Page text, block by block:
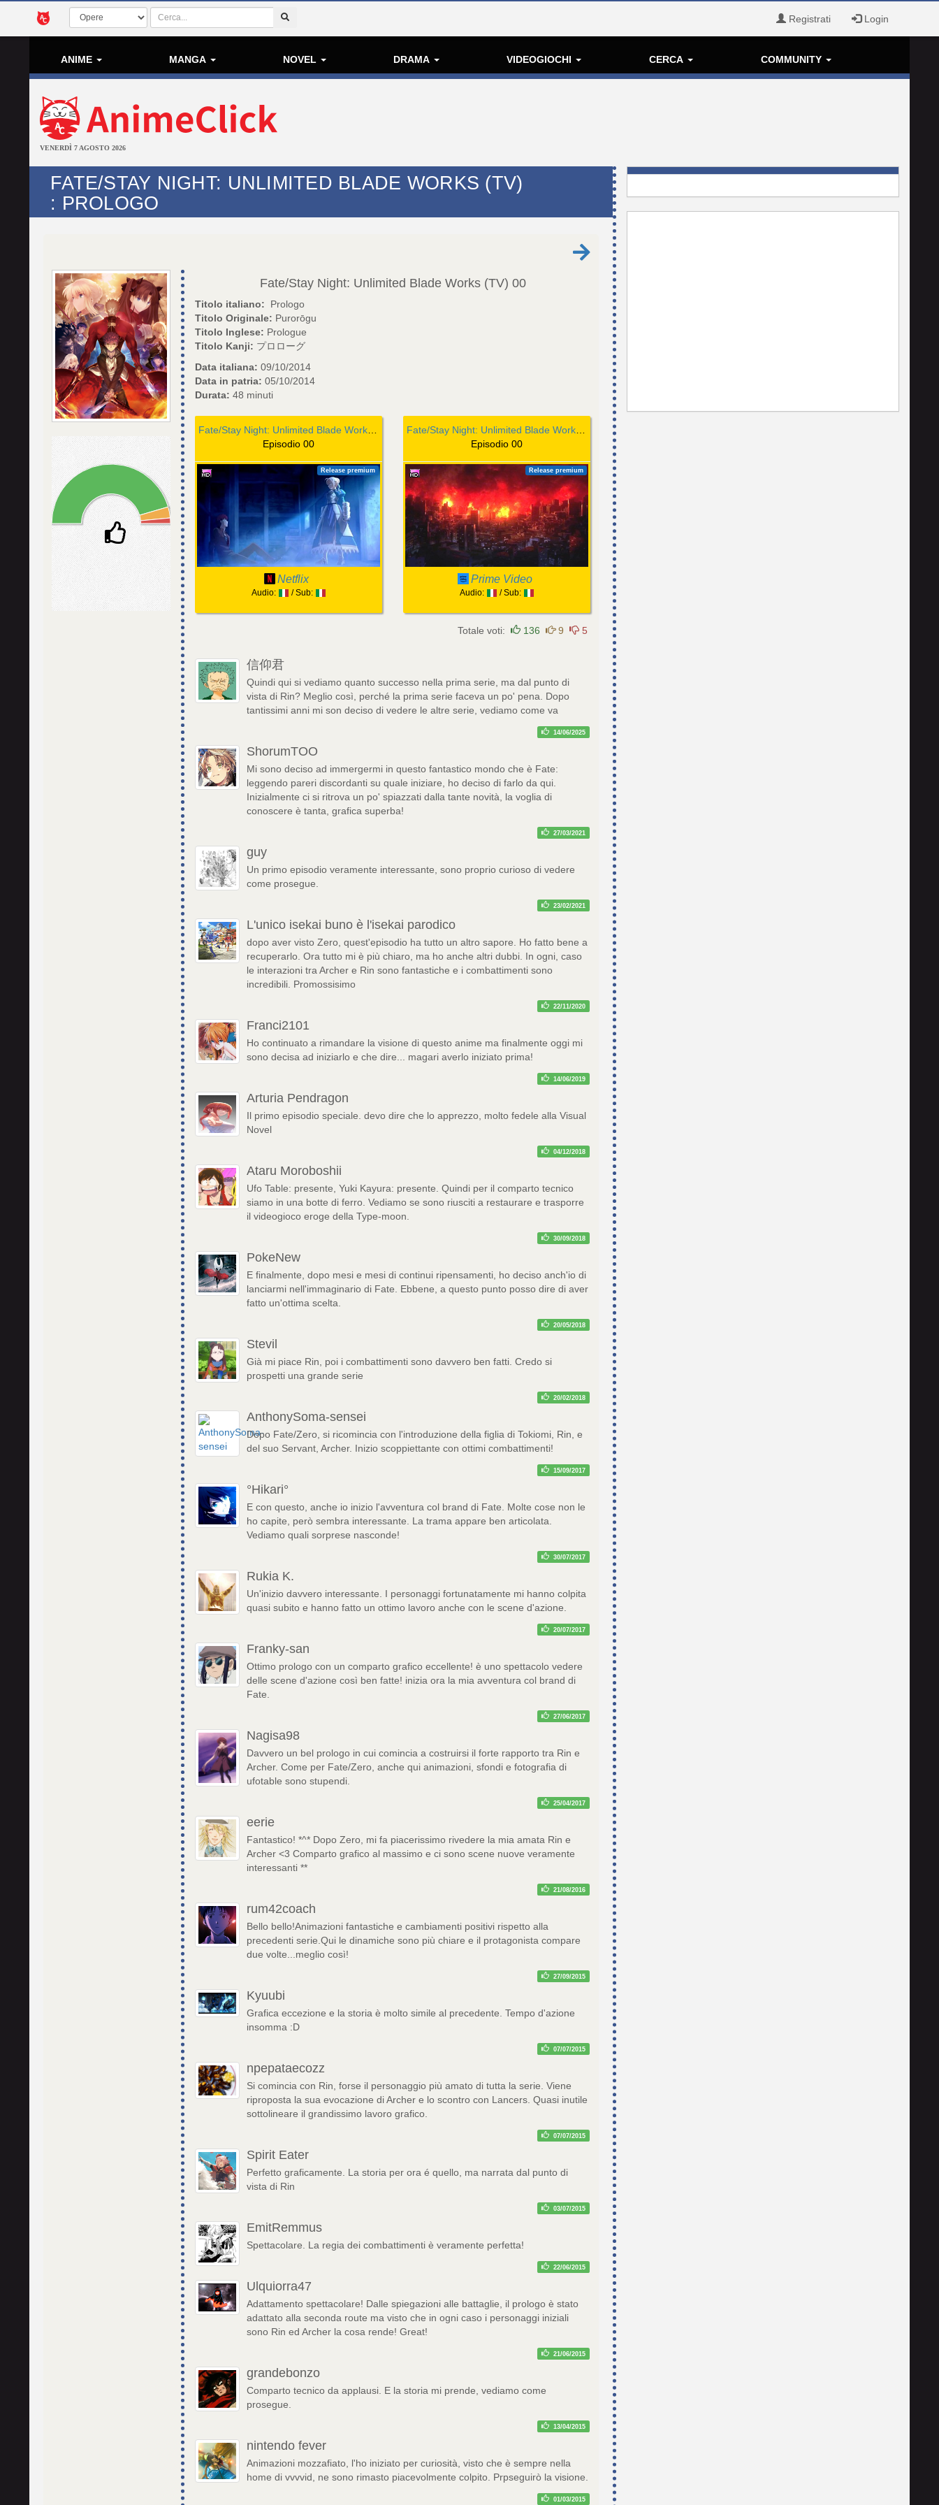
Registrati Login
ANIME MANGA NOVEL DRAMA VIDEOGIOCHI CERCA COMMUNITY
VENERDÌ 7 AGOSTO 2026
FATE/STAY NIGHT: UNLIMITED BLADE WORKS (TV)
: PROLOGO
Fate/Stay Night: Unlimited Blade Works (TV) 00
Titolo italiano:
Prologo
Titolo Originale: Purorōgu
Titolo Inglese: Prologue
Titolo Kanji: プロローグ
Data italiana: 09/10/2014
Data in patria: 05/10/2014
Durata: 48 minuti
Episodio 00
Release premium
Netflix
Audio: / Sub:
Episodio 00
Release premium
Prime Video
Audio: / Sub:
Totale voti: 136 9 5
信仰君
Quindi qui si vediamo quanto successo nella prima serie, ma dal punto di
vista di Rin? Meglio così, perché la prima serie faceva un po' pena. Dopo
tantissimi anni mi son deciso di vedere le altre serie, vediamo come va
14/06/2025
ShorumTOO
Mi sono deciso ad immergermi in questo fantastico mondo che è Fate:
leggendo pareri discordanti su quale iniziare, ho deciso di farlo da qui.
Inizialmente ci si ritrova un po' spiazzati dalla tante novità, la voglia di
conoscere è tanta, grafica superba!
27/03/2021
guy
Un primo episodio veramente interessante, sono proprio curioso di vedere
come prosegue.
23/02/2021
L'unico isekai buno è l'isekai parodico
dopo aver visto Zero, quest'episodio ha tutto un altro sapore. Ho fatto bene a
recuperarlo. Ora tutto mi è più chiaro, ma ho anche altri dubbi. In ogni, caso
le interazioni tra Archer e Rin sono fantastiche e i combattimenti sono
incredibili. Promossisimo
22/11/2020
Franci2101
Ho continuato a rimandare la visione di questo anime ma finalmente oggi mi
sono decisa ad iniziarlo e che dire... magari averlo iniziato prima!
14/06/2019
Arturia Pendragon
Il primo episodio speciale. devo dire che lo apprezzo, molto fedele alla Visual
Novel
04/12/2018
Ataru Moroboshii
Ufo Table: presente, Yuki Kayura: presente. Quindi per il comparto tecnico
siamo in una botte di ferro. Vediamo se sono riusciti a restaurare e trasporre
il videogioco eroge della Type-moon.
30/09/2018
PokeNew
E finalmente, dopo mesi e mesi di continui ripensamenti, ho deciso anch'io di
lanciarmi nell'immaginario di Fate. Ebbene, a questo punto posso dire di aver
fatto un'ottima scelta.
20/05/2018
Stevil
Già mi piace Rin, poi i combattimenti sono davvero ben fatti. Credo si
prospetti una grande serie
20/02/2018
AnthonySoma-sensei
Dopo Fate/Zero, si ricomincia con l'introduzione della figlia di Tokiomi, Rin, e
del suo Servant, Archer. Inizio scoppiettante con ottimi combattimenti!
15/09/2017
°Hikari°
E con questo, anche io inizio l'avventura col brand di Fate. Molte cose non le
ho capite, però sembra interessante. La trama appare ben articolata.
Vediamo quali sorprese nasconde!
30/07/2017
Rukia K.
Un'inizio davvero interessante. I personaggi fortunatamente mi hanno colpita
quasi subito e hanno fatto un ottimo lavoro anche con le scene d'azione.
20/07/2017
Franky-san
Ottimo prologo con un comparto grafico eccellente! è uno spettacolo vedere
delle scene d'azione così ben fatte! inizia ora la mia avventura col brand di
Fate.
27/06/2017
Nagisa98
Davvero un bel prologo in cui comincia a costruirsi il forte rapporto tra Rin e
Archer. Come per Fate/Zero, anche qui animazioni, sfondi e fotografia di
ufotable sono stupendi.
25/04/2017
eerie
Fantastico! *^* Dopo Zero, mi fa piacerissimo rivedere la mia amata Rin e
Archer <3 Comparto grafico al massimo e ci sono scene nuove veramente
interessanti **
21/08/2016
rum42coach
Bello bello!Animazioni fantastiche e cambiamenti positivi rispetto alla
precedenti serie.Qui le dinamiche sono più chiare e il protagonista compare
due volte...meglio così!
27/09/2015
Kyuubi
Grafica eccezione e la storia è molto simile al precedente. Tempo d'azione
insomma :D
07/07/2015
npepataecozz
Si comincia con Rin, forse il personaggio più amato di tutta la serie. Viene
riproposta la sua evocazione di Archer e lo scontro con Lancers. Quasi inutile
sottolineare il grandissimo lavoro grafico.
07/07/2015
Spirit Eater
Perfetto graficamente. La storia per ora é quello, ma narrata dal punto di
vista di Rin
03/07/2015
EmitRemmus
Spettacolare. La regia dei combattimenti è veramente perfetta!
22/06/2015
Ulquiorra47
Adattamento spettacolare! Dalle spiegazioni alle battaglie, il prologo è stato
adattato alla seconda route ma visto che in ogni caso i personaggi iniziali
sono Rin ed Archer la cosa rende! Great!
21/06/2015
grandebonzo
Comparto tecnico da applausi. E la storia mi prende, vediamo come
prosegue.
13/04/2015
nintendo fever
Animazioni mozzafiato, l'ho iniziato per curiosità, visto che è sempre nella
home di vvvvid, ne sono rimasto piacevolmente colpito. Prpseguirò la visione.
01/03/2015